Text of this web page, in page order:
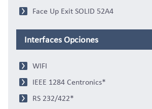
Face Up Exit SOLID 52A4
Interfaces Opciones
WIFI
IEEE 1284 Centronics*
RS 232/422*